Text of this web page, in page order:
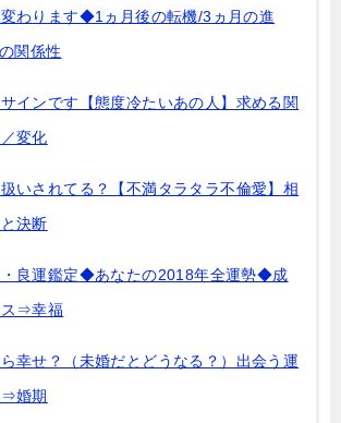
わります◆1ヵ月後の転機/3ヵ月の進
関係性
インです【態度冷たいあの人】求める関
変化
いされてる？【不満タラタラ不倫愛】相
決断
・良運鑑定◆あなたの2018年全運勢◆成
ス⇒幸福
幸せ？（未婚だとどうなる？）出会う運
⇒婚期